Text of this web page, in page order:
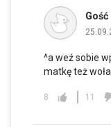
Gość
^a weź sobie
matkę też
8 11